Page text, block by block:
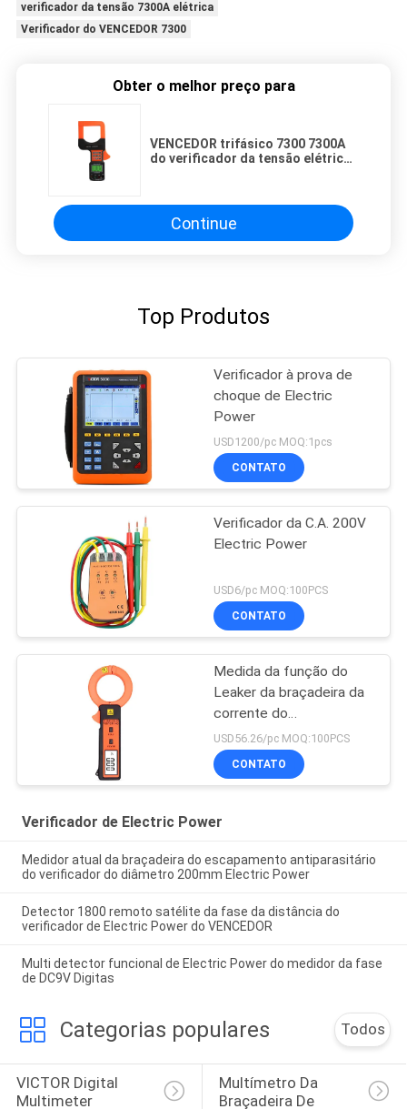
verificador da tensão 7300A elétrica
Verificador do VENCEDOR 7300
Obter o melhor preço para
VENCEDOR trifásico 7300 7300A
do verificador da tensão elétrica
Continue
Top Produtos
Verificador à prova de
choque de Electric
Power
USD1200/pc MOQ:1pcs
CONTATO
Verificador da C.A. 200V
Electric Power
USD6/pc MOQ:100PCS
CONTATO
Medida da função do
Leaker da braçadeira da
corrente do
escapamento da C.A., da
exposição atual e em
linha da C.A. da C.A. da
bocados do LCD
USD56.26/pc MOQ:100PCS
CONTATO
Verificador de Electric Power
Medidor atual da braçadeira do escapamento antiparasitário
do verificador do diâmetro 200mm Electric Power
Detector 1800 remoto satélite da fase da distância do
verificador de Electric Power do VENCEDOR
Multi detector funcional de Electric Power do medidor da fase
de DC9V Digitas
Categorias populares Todos
VICTOR Digital
Multimeter
Multímetro Da
Braçadeira De